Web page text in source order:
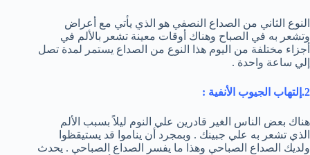
النوع الثاني من الصداع النصفي هو الذي يأتي مع أعراض
وتشعر به في الصباح وهناك أوقات معينة تشعر بالألم في
أجزاء مختلفة من اليوم هذا النوع من الصداع يستمر لمدة تصل
إلي ساعة واحدة .
2.إلتهاب الجيوب الأنفية :
هناك بعض الناس الغير قادرين علي النوم ليلاً بسبب الألم
الذي تشعر به علي جبينك . وبمجرد أن يناموا قد يستيقظوا
ولديك الصداع الصباحي وهذا ما يفسر الصداع الصباحي . يحدث